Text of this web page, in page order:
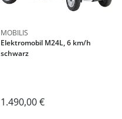
MOBILIS
Elektromobil M24L, 6 km/h
schwarz
1.490,00 €